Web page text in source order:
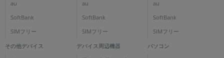
au
SoftBank
SIMフリー
au
SoftBank
SIMフリー
au
SoftBank
SIMフリー
その他デバイス デバイス周辺機器 パソコン